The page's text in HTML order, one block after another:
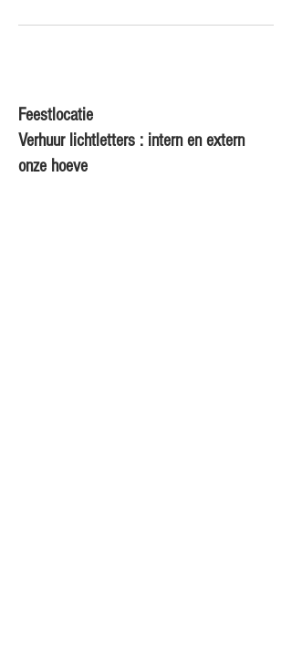
Feestlocatie
Verhuur lichtletters : intern en extern
onze hoeve